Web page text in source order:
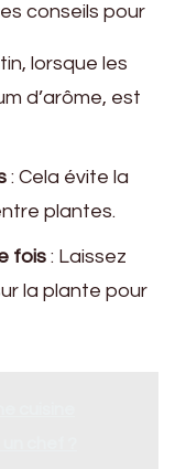
conseils pour
lorsque les
d’arôme, est
: Cela évite la
plantes.
fois : Laissez
la plante pour